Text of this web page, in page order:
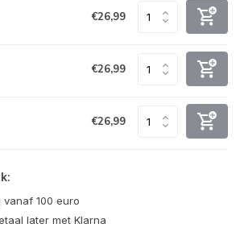
€26,99
€26,99
€26,99
100 euro
later met Klarna